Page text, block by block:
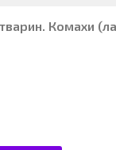
Комахи